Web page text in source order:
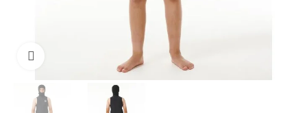
Cliquez pour agrandir